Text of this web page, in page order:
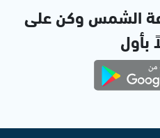
الشمس وكن على
بأول